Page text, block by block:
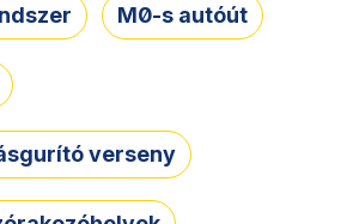
M0-s autóút
verseny